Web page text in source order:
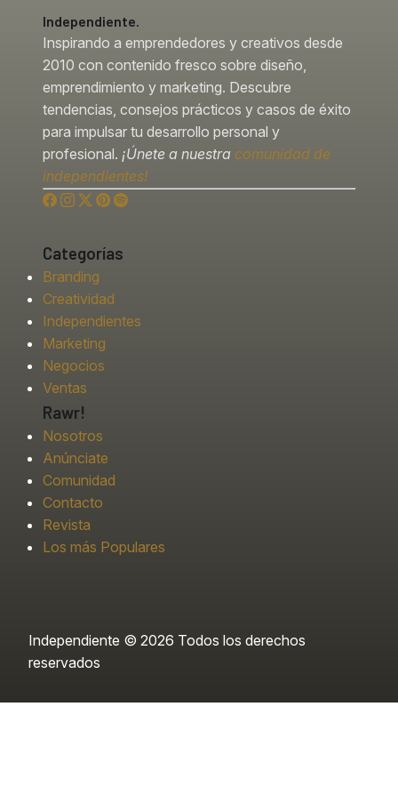
Independiente.
Inspirando a emprendedores y creativos desde
2010 con contenido fresco sobre diseño,
emprendimiento y marketing. Descubre
tendencias, consejos prácticos y casos de éxito
para impulsar tu desarrollo personal y
profesional. ¡Únete a nuestra comunidad de
independientes!
Categorías
Branding
Creatividad
Independientes
Marketing
Negocios
Ventas
Rawr!
Nosotros
Anúnciate
Comunidad
Contacto
Revista
Los más Populares
Independiente © 2026 Todos los derechos
reservados